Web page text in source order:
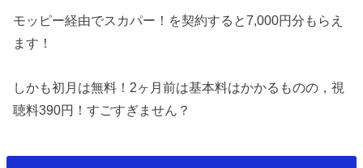
モッピー経由でスカパー！を契約すると7,000円分もらえ
ます！
しかも初月は無料！2ヶ月前は基本料はかかるものの，視
聴料390円！すごすぎません？